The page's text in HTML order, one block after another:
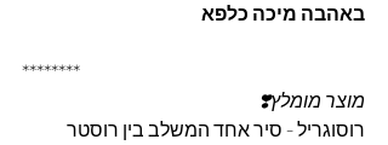
באהבה מיכה כלפא
********
מוצר מומלץ❣️
רוסוגריל - סיר אחד המשלב בין רוסטר